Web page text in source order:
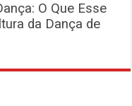
O Que Esse
da Dança de